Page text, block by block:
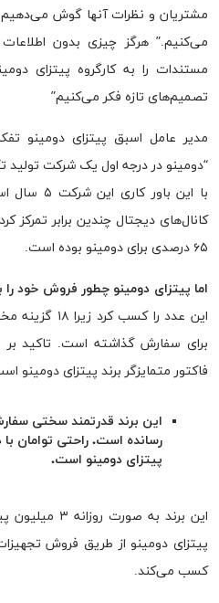
مشتریان و نظرات آنها گوش
می‌کنیم.” هرگز چیزی بدون
مستندات را به کارگروه پیتزای
تصمیم‌های تازه فکر می‌کنیم”
مدیر عامل اسبق پیتزای دومینو
“دومینو در درجه اول یک شرکت تولید
با این
کانال‌های دیجتال چندین برابر
۶۵ درصدی برای دومینو بوده است.
اما پیتزای دومینو چطور فروش خود را
این عدد را
برای سفارش گذاشته است. تاکید
فاکتور متمایزگر برند پیتزای دومینو
این برند قدرتمند سختی
رسانده است. راحتی توامان
پیتزای دومینو است.
این برند به
پیتزای دومینو از طریق فروش
کسب می‌کند.